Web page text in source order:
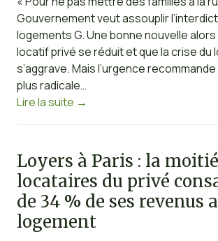
Gouvernement veut assouplir
logements G. Une bonne nouvelle
locatif privé se réduit et que la crise du
s’aggrave. Mais l’urgence
plus radicale…
Lire la suite →
Loyers à Paris : la
locataires du privé
de 34 % de ses revenus
logement